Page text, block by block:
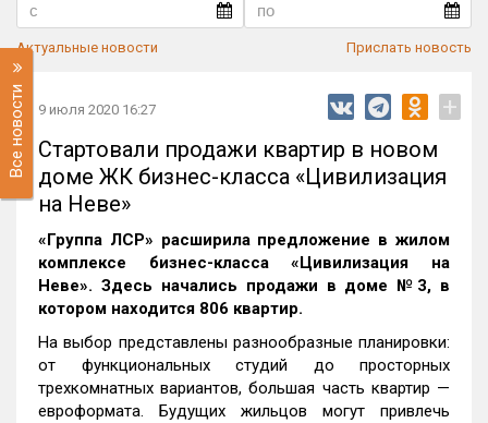
Актуальные новости Прислать новость
Все новости 9 июля 2020 16:27 +
Стартовали продажи квартир в новом
доме ЖК бизнес-класса «Цивилизация
на Неве»
«Группа ЛСР» расширила предложение в жилом
комплексе бизнес-класса «Цивилизация на
Неве». Здесь начались продажи в доме №3, в
котором находится 806 квартир.
На выбор представлены разнообразные планировки:
от функциональных студий до просторных
трехкомнатных вариантов, большая часть квартир —
евроформата. Будущих жильцов могут привлечь